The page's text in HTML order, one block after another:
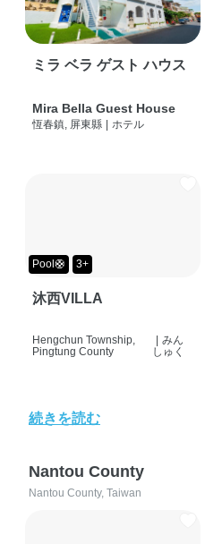
ミラ ベラ ゲスト ハウス
Mira Bella Guest House
恆春鎮, 屏東縣 ホテル
Pool🛟 3+
沐西VILLA
Hengchun Township,
Pingtung County
みん
しゅく
続きを読む
Nantou County
Nantou County, Taiwan